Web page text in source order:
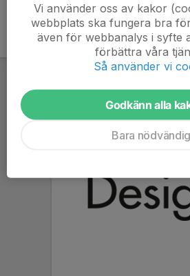
Vi använder oss av kakor
webbplats ska fungera bra
även för webbanalys i syfte
förbättra våra
Så använder vi
Godkänn alla
Bara